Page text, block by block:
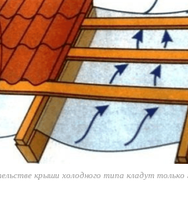
крыши холодного типа кладут только